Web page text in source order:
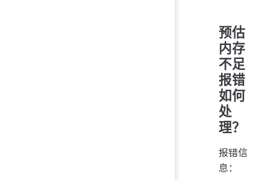
预估
内存
不足
报错
如何
处
理？
报错信
息：